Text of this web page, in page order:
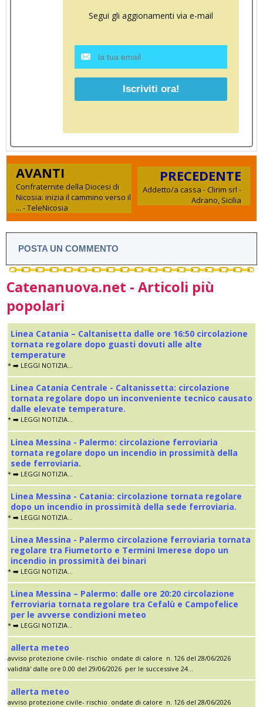
Segui gli aggionamenti via e-mail
AVANTI
Confraternite della Diocesi di
Nicosia: inizia il cammino verso il
... - TeleNicosia
PRECEDENTE
Addetto/a cassa - Clirim srl -
Adrano, Sicilia
POSTA UN COMMENTO
Catenanuova.net - Articoli più
popolari
Linea Catania – Caltanisetta dalle ore 16:50 circolazione
tornata regolare dopo guasti dovuti alle alte
temperature
* ➡️ LEGGI NOTIZIA...
Linea Catania Centrale - Caltanissetta: circolazione
tornata regolare dopo un inconveniente tecnico causato
dalle elevate temperature.
* ➡️ LEGGI NOTIZIA...
Linea Messina - Palermo: circolazione ferroviaria
tornata regolare dopo un incendio in prossimità della
sede ferroviaria.
* ➡️ LEGGI NOTIZIA...
Linea Messina - Catania: circolazione tornata regolare
dopo un incendio in prossimità della sede ferroviaria.
* ➡️ LEGGI NOTIZIA...
Linea Messina - Palermo circolazione ferroviaria tornata
regolare tra Fiumetorto e Termini Imerese dopo un
incendio in prossimità dei binari
* ➡️ LEGGI NOTIZIA...
Linea Messina – Palermo: dalle ore 20:20 circolazione
ferroviaria tornata regolare tra Cefalù e Campofelice
per le avverse condizioni meteo
* ➡️ LEGGI NOTIZIA...
allerta meteo
avviso protezione civile- rischio ondate di calore n. 126 del 28/06/2026
validità' dalle ore 0.00 del 29/06/2026 per le successive 24...
allerta meteo
avviso protezione civile- rischio ondate di calore n. 126 del 28/06/2026